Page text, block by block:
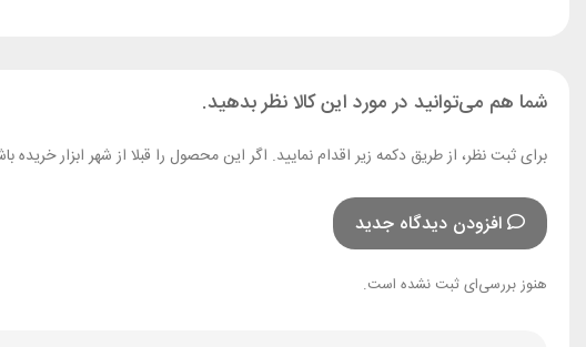
شما هم می‌توانید در مورد این کالا نظر بدهید.
برای ثبت نظر، از طریق دکمه زیر اقدام نمایید. اگر این محصول را قبلا از شهر ابزار
افزودن دیدگاه جدید
هنوز بررسی‌ای ثبت نشده است.